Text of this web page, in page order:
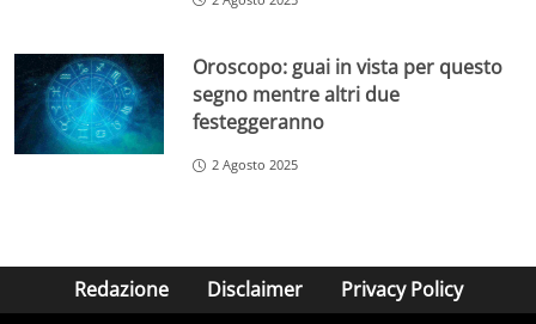
Oroscopo: guai in vista per questo
segno mentre altri due
festeggeranno
2 Agosto 2025
Redazione Disclaimer Privacy Policy